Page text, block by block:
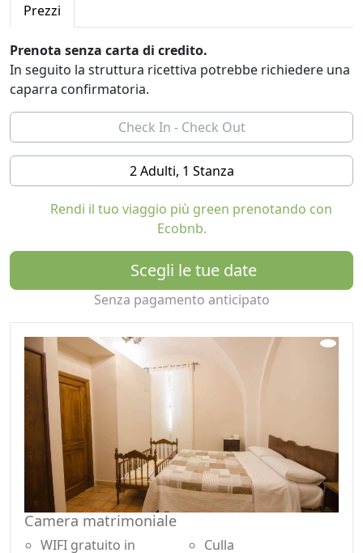
Le camere, curate in ogni dettaglio, offrono comfort
moderni in un contesto rurale senza tempo: ambienti
accoglienti, materiali naturali, servizi completi e una
sensazione diffusa di intimità e benessere. Qui ogni
risveglio è accompagnato da una colazione genuina
preparata con prodotti aziendali, espressione diretta
della terra circostante.
Il cuore pulsante della struttura è il ristorante, dove la
tradizione prende vita attraverso ricette stagionali
preparate con materie prime coltivate e allevate in loco
o selezionate da aziende agricole vicine. Ortaggi,
legumi antichi, carni e prodotti fatti in casa raccontano
una cucina sincera, profondamente legata al territorio.
Il tutto è accompagnato da vino e olio extravergine di
oliva di produzione propria, per un viaggio completo
nei sapori d’Abruzzo.
All’esterno, una piscina immersa nel verde e circondata
da un curato giardino invita al relax, mentre la terrazza
e gli spazi comuni offrono momenti di convivialità e
tranquillità. I più piccoli possono divertirsi nell’area
giochi, mentre gli amanti della natura possono
esplorare i dintorni tra percorsi ciclistici e attività all’aria
aperta.
Il Casino di Remartello è anche una cornice suggestiva
per eventi e occasioni speciali: le sale storiche, con volte
e dettagli d’epoca, creano un’atmosfera unica, capace di
Prezzi
Prenota senza carta di credito.
In seguito la struttura ricettiva potrebbe richiedere una
caparra confirmatoria.
2 Adulti, 1 Stanza
Rendi il tuo viaggio più green prenotando con
Ecobnb.
Scegli le tue date
Senza pagamento anticipato
Camera matrimoniale
WIFI gratuito in
Culla